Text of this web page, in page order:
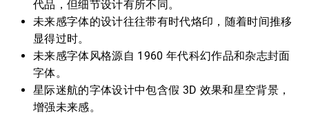
代品，但细节设计有所不同。
未来感字体的设计往往带有时代烙印，随着时间推移
显得过时。
未来感字体风格源自 1960 年代科幻作品和杂志封面
字体。
星际迷航的字体设计中包含假 3D 效果和星空背景，
增强未来感。